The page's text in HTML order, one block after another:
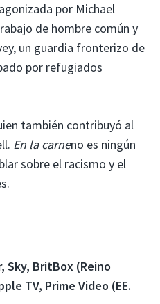
por Michael
de hombre común y
un guardia fronterizo de
por refugiados
también contribuyó al
En la carneno es ningún
sobre el racismo y el
Sky, BritBox (Reino
TV, Prime Video (EE.